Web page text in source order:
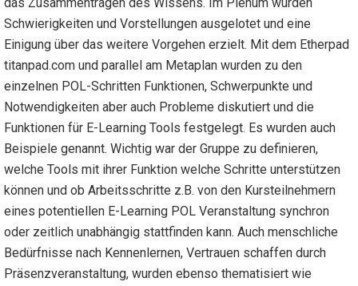
das Zusammentragen des Wissens. Im Plenum wurden
Schwierigkeiten und Vorstellungen ausgelotet und eine
Einigung über das weitere Vorgehen erzielt. Mit dem Etherpad
titanpad.com und parallel am Metaplan wurden zu den
einzelnen POL-Schritten Funktionen, Schwerpunkte und
Notwendigkeiten aber auch Probleme diskutiert und die
Funktionen für E-Learning Tools festgelegt. Es wurden auch
Beispiele genannt. Wichtig war der Gruppe zu definieren,
welche Tools mit ihrer Funktion welche Schritte unterstützen
können und ob Arbeitsschritte z.B. von den Kursteilnehmern
eines potentiellen E-Learning POL Veranstaltung synchron
oder zeitlich unabhängig stattfinden kann. Auch menschliche
Bedürfnisse nach Kennenlernen, Vertrauen schaffen durch
Präsenzveranstaltung, wurden ebenso thematisiert wie